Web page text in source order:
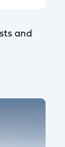
and